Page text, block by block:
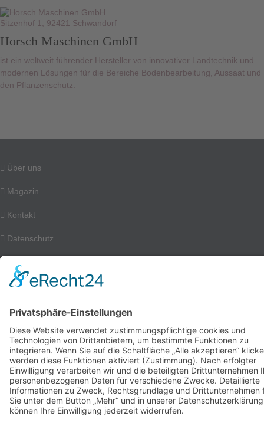
Sitzenhof 1, 92421 Schwandorf
Horsch Maschinen GmbH
ist ein weltweit führender Hersteller von innovativer Landtechnik und
modernen Lösungen für die Bereiche Bodenbearbeitung, Aussaat und
den Pflanzenschutz.
Über uns
Magazin
Kontakt
Datenschutz
entsprechenden Unternehmen verantwortlich. Alle Angaben ohne
Gewähr!
Copyright 2021 – 2026 | momjobs.de by neowork GmbH –
Personalmarketing & Employer Branding für familienfreundliche
Unternehmen | All Rights Reserved |